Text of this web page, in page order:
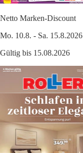
Netto Marken-Discount
Mo. 10.8. - Sa. 15.8.2026
Gültig bis 15.08.2026